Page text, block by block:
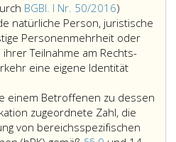
7,)
durch
ein
oder
mehrere
wodurch
die
unverwechselbare
Nr. 7
aus
2008,)
Ziffer
11,);
BGBl. I Nr. 50/2016)
Ziffer
6,
durch
Teil
eins,
Nr. 50
natürliche Person, juristische
Personenmehrheit oder
Teilnahme am Rechts-
eine eigene Identität
einem Betroffenen zu dessen
zugeordnete Zahl, die
von bereichsspezifischen